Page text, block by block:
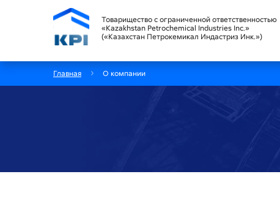
Товарищество с ограниченной ответственностью
«Kazakhstan Petrochemical Industries Inc.»
(«Казахстан Петрокемикал Индастриз Инк.»)
Главная О компании